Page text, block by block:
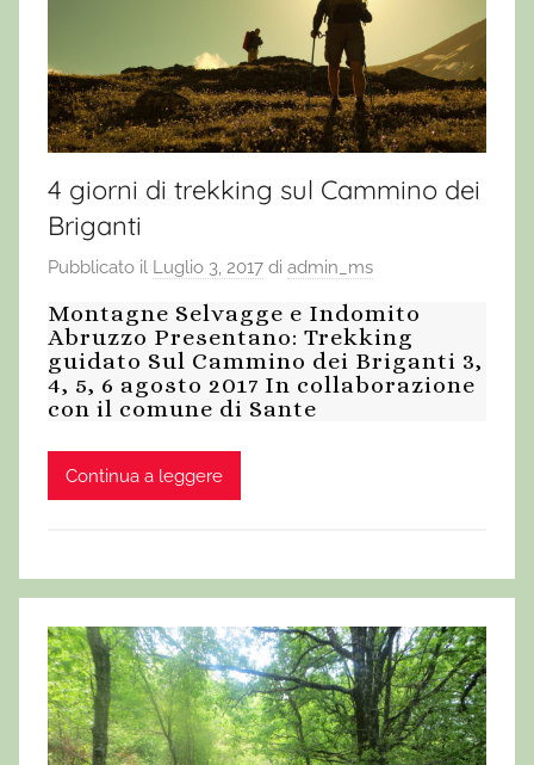
4 giorni di trekking sul Cammino dei
Briganti
Pubblicato il Luglio 3, 2017 di admin_ms
Montagne Selvagge e Indomito
Abruzzo Presentano: Trekking
guidato Sul Cammino dei Briganti 3,
4, 5, 6 agosto 2017 In collaborazione
con il comune di Sante
Continua a leggere